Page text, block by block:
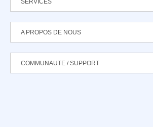
SERVICES
A PROPOS DE NOUS
COMMUNAUTE / SUPPORT